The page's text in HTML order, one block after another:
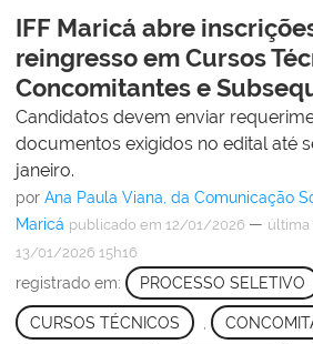
IFF Maricá abre
reingresso em Cursos
Concomitantes e
Candidatos devem enviar
documentos exigidos no edital até
janeiro.
por Ana Paula Viana, da Comunicação
Maricá publicado em 12/01/2026 — última
13/01/2026 15h16
registrado em: PROCESSO SELETIVO
CURSOS TÉCNICOS